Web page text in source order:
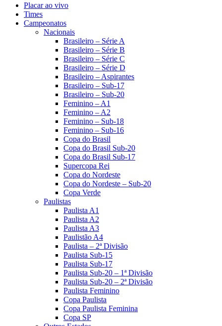
Placar ao vivo
Times
Campeonatos
Nacionais
Brasileiro – Série A
Brasileiro – Série B
Brasileiro – Série C
Brasileiro – Série D
Brasileiro – Aspirantes
Brasileiro – Sub-17
Brasileiro – Sub-20
Feminino – A1
Feminino – A2
Feminino – Sub-18
Feminino – Sub-16
Copa do Brasil
Copa do Brasil Sub-20
Copa do Brasil Sub-17
Supercopa Rei
Copa do Nordeste
Copa do Nordeste – Sub-20
Copa Verde
Paulistas
Paulista A1
Paulista A2
Paulista A3
Paulistão A4
Paulista – 2ª Divisão
Paulista Sub-15
Paulista Sub-17
Paulista Sub-20 – 1ª Divisão
Paulista Sub-20 – 2ª Divisão
Paulista Feminino
Copa Paulista
Copa Paulista Feminina
Copa SP